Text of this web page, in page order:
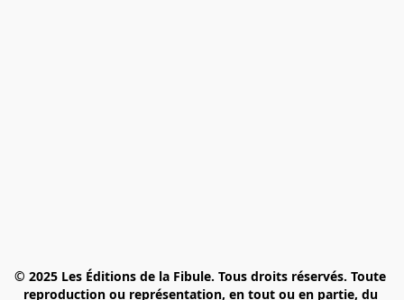
© 2025 Les Éditions de la Fibule. Tous droits réservés. Toute
reproduction ou représentation, en tout ou en partie, du